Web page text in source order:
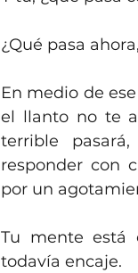
¿Qué pasa
En medio de
el llanto no te
terrible
responder con
por un
Tu mente está
todavía encaje.